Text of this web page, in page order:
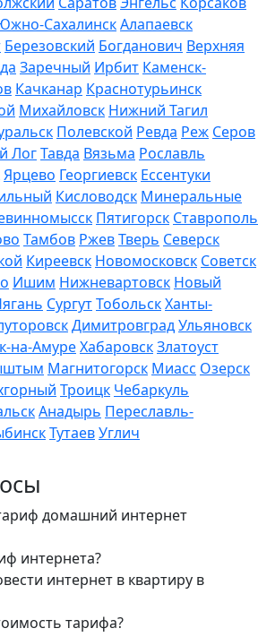
СахалинскАлапаевск
Березовский Богданович Верхняя
Заречный Ирбит Каменск-
Качканар Краснотурьинск
Михайловск Нижний Тагил
Полевской Ревда Реж Серов
ЛогТавда Вязьма Рославль
Ярцево Георгиевск Ессентуки
Кисловодск Минеральные
Пятигорск Ставрополь
Тамбов РжевТверь Северск
Киреевск Новомосковск Советск
Ишим Нижневартовск Новый
СургутТобольскХанты-
ДимитровградУльяновск
на-АмуреХабаровскЗлатоуст
Магнитогорск Миасс Озерск
Троицк Чебаркуль
Анадырь Переславль-
ТутаевУглич
домашний интернет
интернета?
интернет в квартиру в
тарифа?